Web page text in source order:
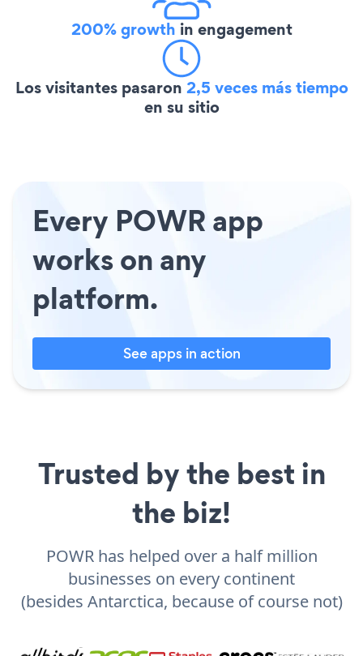
200% growth in engagement
Los visitantes pasaron 2,5 veces más tiempo
en su sitio
Every POWR app
works on any
platform.
See apps in action
Trusted by the best in
the biz!
POWR has helped over a half million
businesses on every continent
(besides Antarctica, because of course not)